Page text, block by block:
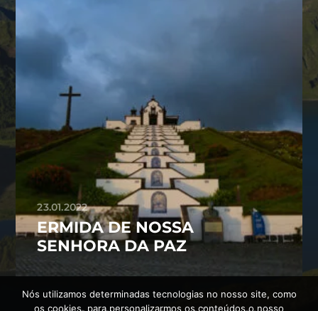
23.01.2022
ERMIDA DE NOSSA
SENHORA DA PAZ
Nós utilizamos determinadas tecnologias no nosso site, como
os cookies, para personalizarmos os conteúdos o nosso